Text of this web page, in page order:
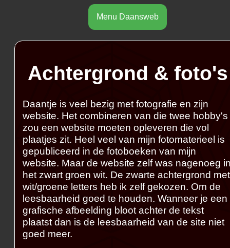
Menu Daansweb
Achtergrond & foto's
Daantje is veel bezig met fotografie en zijn
website. Het combineren van die twee hobby's
zou een website moeten opleveren die vol
plaatjes zit. Heel veel van mijn fotomaterieel is
gepubliceerd in de fotoboeken van mijn
website. Maar de website zelf was nagenoeg
het zwart groen wit. De zwarte achtergrond met
wit/groene letters heb ik zelf gekozen. Om de
leesbaarheid goed te houden. Wanneer je een
grafische afbeelding bloot achter de tekst
plaatst dan is de leesbaarheid van de site niet
goed meer.